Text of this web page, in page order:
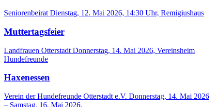
Seniorenbeirat Dienstag, 12. Mai 2026, 14:30 Uhr, Remigiushaus
Muttertagsfeier
Landfrauen Otterstadt Donnerstag, 14. Mai 2026, Vereinsheim
Hundefreunde
Haxenessen
Verein der Hundefreunde Otterstadt e.V. Donnerstag, 14. Mai 2026
– Samstag, 16. Mai 2026,